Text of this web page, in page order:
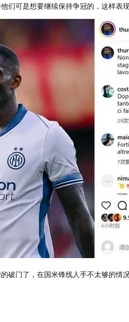
们可是想要继续保持争冠的，这样表
破门了，在国米锋线人手不太够的情